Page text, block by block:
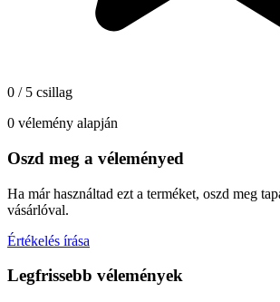
0 / 5 csillag
0 vélemény alapján
Oszd meg a véleményed
Ha már használtad ezt a terméket, oszd meg
vásárlóval.
Értékelés írása
Legfrissebb vélemények